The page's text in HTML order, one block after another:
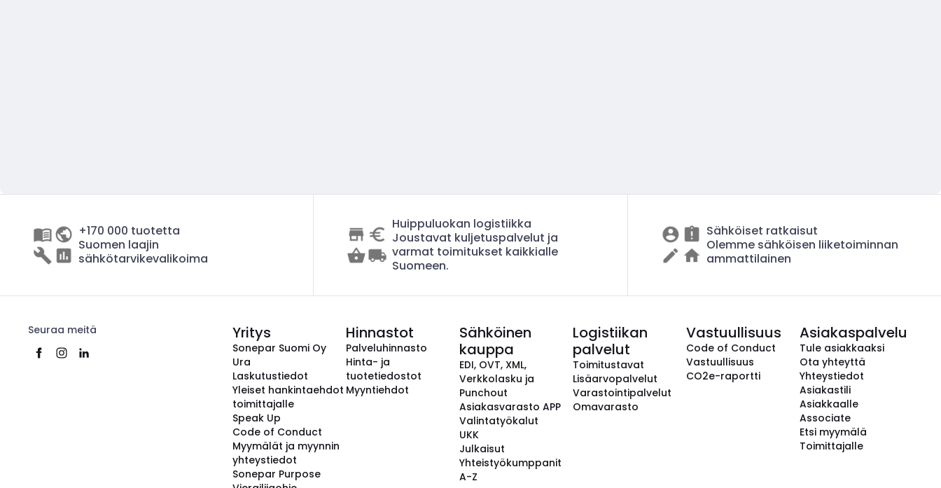
+170 000 tuotetta
Suomen laajin
sähkötarvikevalikoima
Huippuluokan logistiikka
Joustavat kuljetuspalvelut ja
varmat toimitukset kaikkialle
Suomeen.
Sähköiset ratkaisut
Olemme sähköisen liiketoiminnan
ammattilainen
Seuraa meitä Yritys
Sonepar Suomi Oy
Ura
Laskutustiedot
Yleiset hankintaehdot
toimittajalle
Speak Up
Code of Conduct
Myymälät ja myynnin
yhteystiedot
Sonepar Purpose
Hinnastot
Palveluhinnasto
Hinta- ja
tuotetiedostot
Myyntiehdot
Sähköinen
kauppa
EDI, OVT, XML,
Verkkolasku ja
Punchout
Asiakasvarasto APP
Valintatyökalut
UKK
Julkaisut
Yhteistyökumppanit
A-Z
Logistiikan
palvelut
Toimitustavat
Lisäarvopalvelut
Varastointipalvelut
Omavarasto
Vastuullisuus
Code of Conduct
Vastuullisuus
CO2e-raportti
Asiakaspalvelu
Tule asiakkaaksi
Ota yhteyttä
Yhteystiedot
Asiakastili
Asiakkaalle
Associate
Etsi myymälä
Toimittajalle